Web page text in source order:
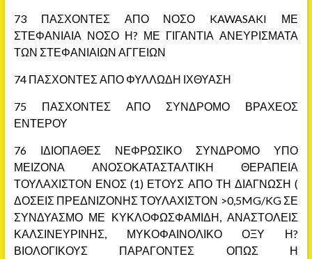
73 ΠΑΣΧΟΝΤΕΣ ΑΠΟ ΝΟΣΟ KAWASAKI ΜΕ
ΣΤΕΦΑΝΙΑΙΑ ΝΟΣΟ Η? ΜΕ ΓΙΓΑΝΤΙΑ ΑΝΕΥΡΙΣΜΑΤΑ
ΤΩΝ ΣΤΕΦΑΝΙΑΙΩΝ ΑΓΓΕΙΩΝ
74 ΠΑΣΧΟΝΤΕΣ ΑΠΟ ΦΥΛΛΩΔΗ ΙΧΘΥΑΣΗ
75 ΠΑΣΧΟΝΤΕΣ ΑΠΟ ΣΥΝΔΡΟΜΟ ΒΡΑΧΕΟΣ
ΕΝΤΕΡΟΥ
76 ΙΔΙΟΠΑΘΕΣ ΝΕΦΡΩΣΙΚΟ ΣΥΝΔΡΟΜΟ ΥΠΟ
ΜΕΙΖΟΝΑ ΑΝΟΣΟΚΑΤΑΣΤΑΛΤΙΚΗ ΘΕΡΑΠΕΙΑ
ΤΟΥΛΑΧΙΣΤΟΝ ΕΝΟΣ (1) ΕΤΟΥΣ ΑΠΟ ΤΗ ΔΙΑΓΝΩΣΗ (
ΔΟΣΕΙΣ ΠΡΕΔΝΙΖΟΝΗΣ ΤΟΥΛΑΧΙΣΤΟΝ >0,5MG/KG ΣΕ
ΣΥΝΔΥΑΣΜΟ ΜΕ ΚΥΚΛΟΦΩΣΦΑΜΙΔΗ, ΑΝΑΣΤΟΛΕΙΣ
ΚΑΛΣΙΝΕΥΡΙΝΗΣ, ΜΥΚΟΦΑΙΝΟΛΙΚΟ ΟΞΥ Η?
ΒΙΟΛΟΓΙΚΟΥΣ ΠΑΡΑΓΟΝΤΕΣ ΟΠΩΣ Η